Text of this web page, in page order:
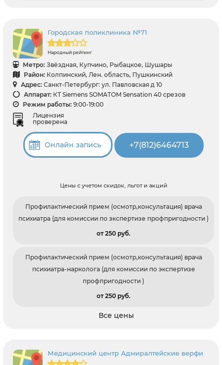
Городская поликлиника №71
Народный рейтинг
Метро: Звёздная, Купчино, Рыбацкое, Шушары
Район: Колпинский, Лен. область, Пушкинский
Адрес: Санкт-Петербург: ул. Павловская д 10
Аппарат: КТ Siemens SOMATOM Sensation 40 срезов
Режим работы: 9:00-19:00
Лицензия
проверена
Онлайн запись +7(812)6464713
Цены с учетом скидок, льгот и акций
Профилактический прием (осмотр,консультация) врача
психиатра (для комиссии по экспертизе профпригодности )
от 250 pуб.
Профилактический прием (осмотр,консультация) врача
психиатра-нарколога (для комиссии по экспертизе
профпригодности )
от 250 pуб.
Все цены
Медицинский центр Адмиралтейские верфи